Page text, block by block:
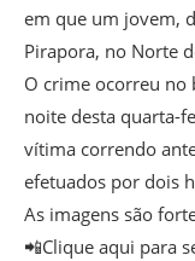
em que um jovem,
Pirapora, no Norte
O crime ocorreu no
noite desta quarta-
vítima correndo
efetuados por dois
As imagens são
📲Clique aqui para